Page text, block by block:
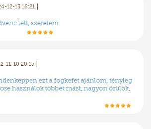
12-13 16:21
lett, szeretem.
11-10 20:15
ezt a fogkefét ajánlom, tényleg
használok többet mást, nagyon örülök,